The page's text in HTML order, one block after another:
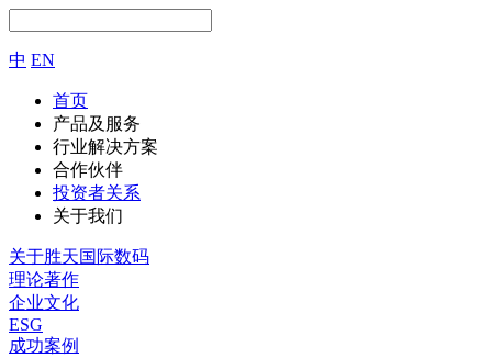
中 EN
首页
产品及服务
行业解决方案
合作伙伴
投资者关系
关于我们
关于胜天国际数码
理论著作
企业文化
ESG
成功案例